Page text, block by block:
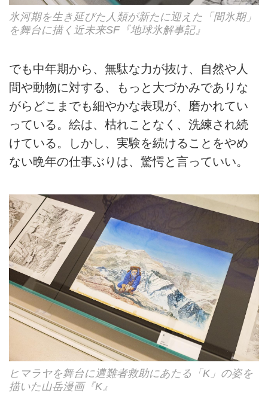
氷河期を生き延びた人類が新たに迎えた「間氷期」
を舞台に描く近未来SF『地球氷解事記』
でも中年期から、無駄な力が抜け、自然や人
間や動物に対する、もっと大づかみでありな
がらどこまでも細やかな表現が、磨かれてい
っている。絵は、枯れことなく、洗練され続
けている。しかし、実験を続けることをやめ
ない晩年の仕事ぶりは、驚愕と言っていい。
ヒマラヤを舞台に遭難者救助にあたる「K」の姿を
描いた山岳漫画『K』